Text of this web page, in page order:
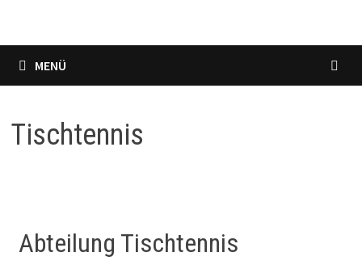
MENÜ
Tischtennis
Abteilung Tischtennis